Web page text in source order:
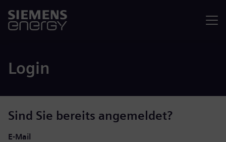
Login
Sind Sie bereits angemeldet?
Login: Benutzer und Passwort
E-Mail